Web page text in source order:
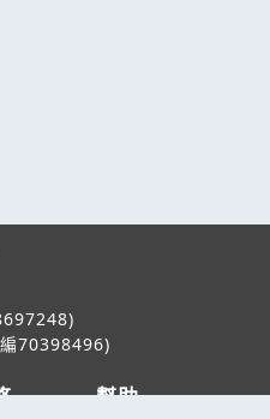
70398496)
幫助